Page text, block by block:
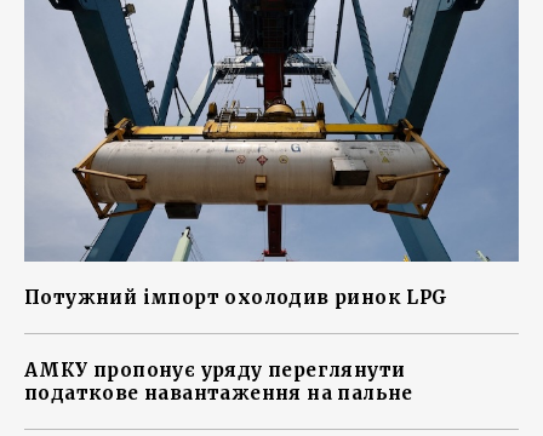
Потужний імпорт охолодив ринок LPG
АМКУ пропонує уряду переглянути
податкове навантаження на пальне